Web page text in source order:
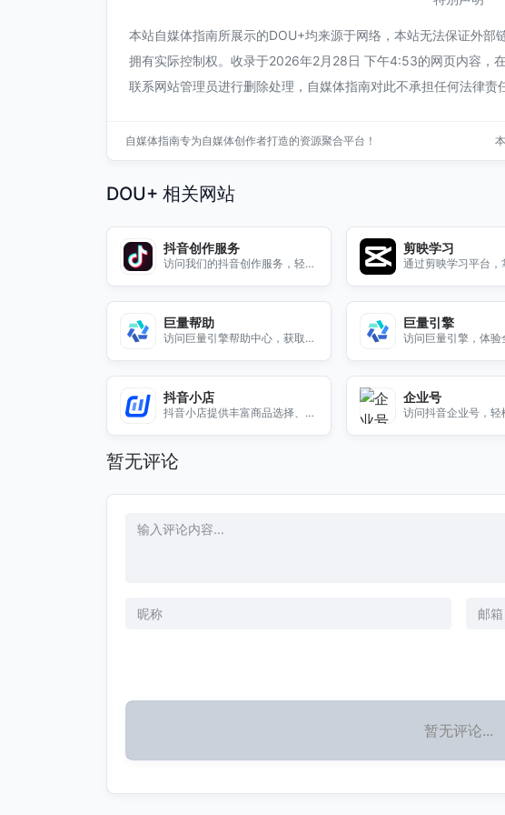
本站自媒体指南所展示的DOU+均来源于网络，本站无法保证外部
拥有实际控制权。收录于2026年2月28日 下午4:53的网页内容，
联系网站管理员进行删除处理，自媒体指南对此不承担任何法律责
自媒体指南专为自媒体创作者打造的资源聚合平台！
DOU+ 相关网站
抖音创作服务
访问我们的抖音创作服务，轻松
剪映学习
通过剪映学习平台，
巨量帮助
访问巨量引擎帮助中心，获取专
巨量引擎
访问巨量引擎，体验
抖音小店
抖音小店提供丰富商品选择、便
动与用户评价。
企业号
访问抖音企业号，轻
暂无评论
暂无评论...